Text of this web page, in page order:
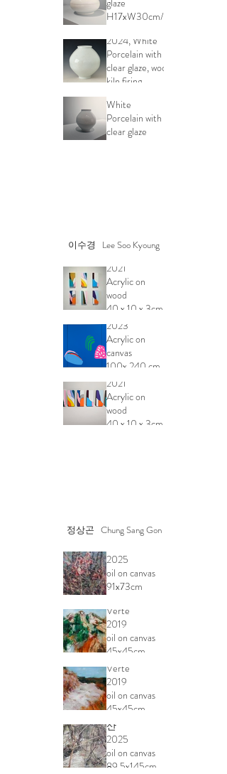
glaze
H17xW30cm/H15xW26.5cm/
백자달항아리
2024, White
Porcelain with
clear glaze, wood
kiln firing,
백자항아리
Mini Moon Jar
White
Porcelain with
clear glaze
이수경 Lee Soo Kyoung
문패 Munpei
2021
Acrylic on
wood
40 x 10 x 3cm
S23 Triblreu
2023
Acrylic on
canvas
100x 240 cm
문패 Munpei
2021
Acrylic on
wood
40 x 10 x 3cm
정상곤 Chung Sang Gon
2025
oil on canvas
91x73cm
Verte
2019
oil on canvas
45x45cm
풍경_Terre
Verte
2019
oil on canvas
45x45cm
겨울 숲-대지
산
2025
oil on canvas
89.5x145cm